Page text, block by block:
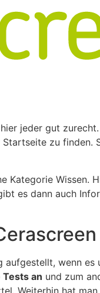
jeder gut
zu finden.
Kategorie Wissen.
es dann auch
aufgestellt, wenn
an und zum